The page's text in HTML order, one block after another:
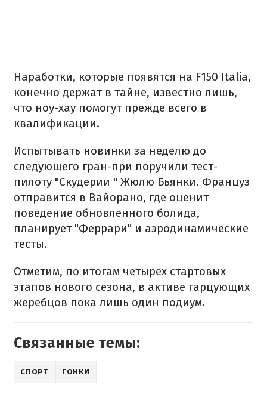
Наработки, которые появятся на F150 Italia,
конечно держат в тайне, известно лишь,
что ноу-хау помогут прежде всего в
квалификации.
Испытывать новинки за неделю до
следующего гран-при поручили тест-
пилоту "Скудерии " Жюлю Бьянки. Француз
отправится в Вайорано, где оценит
поведение обновленного болида,
планирует "Феррари" и аэродинамические
тесты.
Отметим, по итогам четырех стартовых
этапов нового сезона, в активе гарцующих
жеребцов пока лишь один подиум.
Связанные темы:
СПОРТ ГОНКИ